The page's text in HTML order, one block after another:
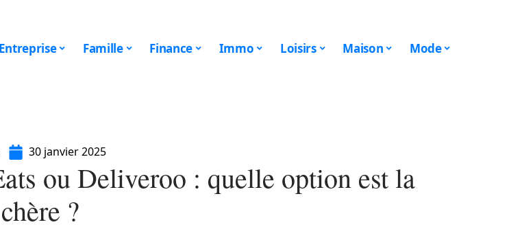
Entreprise Famille Finance Immo Loisirs Maison Mode
30 janvier 2025
ou Deliveroo : quelle option est la
?